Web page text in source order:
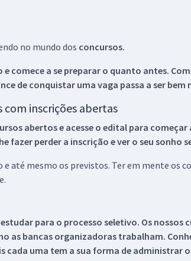
no mundo dos concursos.
comece a se preparar o quanto antes.
de conquistar uma vaga passa a ser bem
com inscrições abertas
abertos e acesse o edital para
fazer perder a inscrição e ver o seu sonho
até mesmo os previstos. Ter em mente os
para o processo seletivo. Os
as bancas organizadoras trabalham.
uma tem a sua forma de administrar